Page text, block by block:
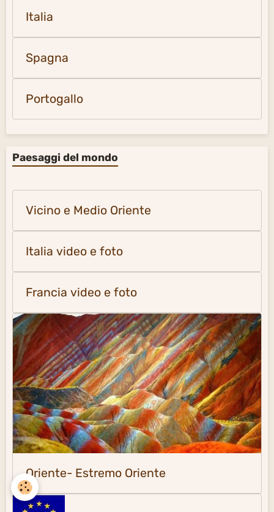
Italia
Spagna
Portogallo
Paesaggi del mondo
Vicino e Medio Oriente
Italia video e foto
Francia video e foto
Oriente- Estremo Oriente